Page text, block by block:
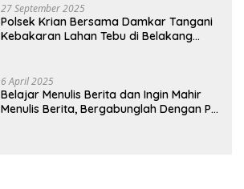
27 September 2025
Polsek Krian Bersama Damkar Tangani
Kebakaran Lahan Tebu di Belakang
6 April 2025
Belajar Menulis Berita dan Ingin Mahir
Menulis Berita, Bergabunglah Dengan PT